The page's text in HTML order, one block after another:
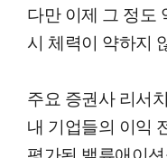
다만 이제 그 정도
시 체력이 약하지
주요 증권사 리서
내 기업들의 이익